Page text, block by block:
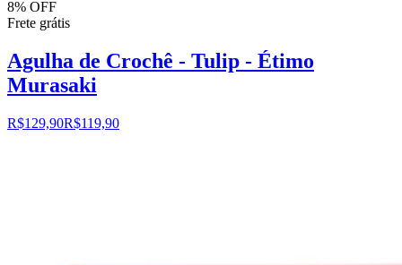
8% OFF
Frete grátis
Agulha de Crochê - Tulip - Étimo
Murasaki
R$129,90R$119,90